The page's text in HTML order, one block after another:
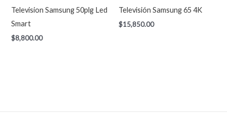
Television Samsung 50plg Led
Smart
$8,800.00
Televisión Samsung 65 4K
$15,850.00